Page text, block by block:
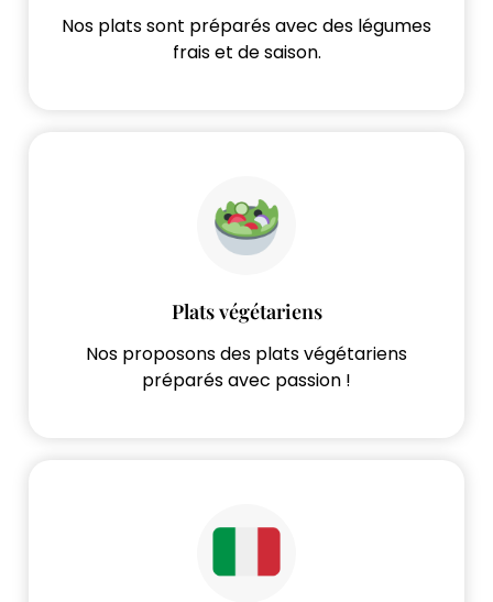
Nos plats sont préparés avec des légumes
frais et de saison.
Plats végétariens
Nos proposons des plats végétariens
préparés avec passion !